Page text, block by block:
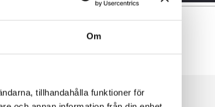
Om
tillhandahålla funktioner för